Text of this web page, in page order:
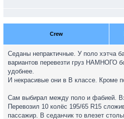
Crew
Седаны непрактичные. У поло хэтча
вариантов перевезти груз НАМНОГО
удобнее.
И некрасивые они в В классе. Кроме
Сам выбирал между поло и фабией.
Перевозил 10 колёс 195/65 R15
пассажир. В седанчик то влезет